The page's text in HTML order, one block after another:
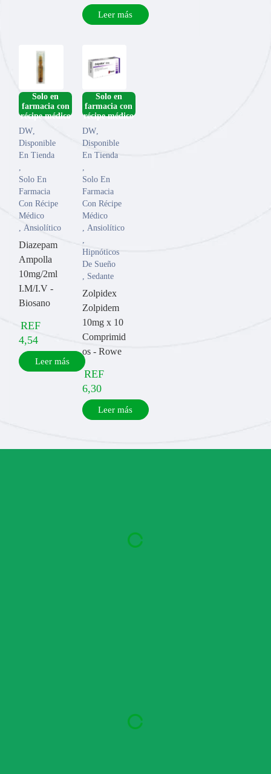
Leer más
­Solo en
farmacia con
récipe médico­
DW
Disponible
En Tienda
Solo En
Farmacia
Con Récipe
Médico
Ansiolítico
Diazepam
Ampolla
10mg/2ml
I.M/I.V -
Biosano
REF
4,54
Leer más
­Solo en
farmacia con
récipe médico­
DW,
Disponible
En Tienda
Solo En
Farmacia
Con Récipe
Médico
Ansiolítico
Hipnóticos
De Sueño
Sedante
Zolpidex
Zolpidem
10mg x 10
Comprimid
os - Rowe
REF
6,30
Leer más